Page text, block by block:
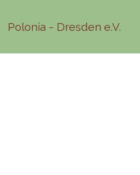
Polonia - Dresden e.V.